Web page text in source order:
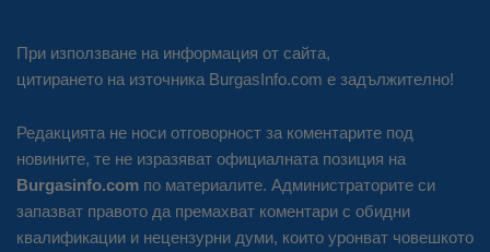
При използване на информация от сайта,
цитирането на източника BurgasInfo.com е задължително!
Редакцията не носи отговорност за коментарите под
новините, те не изразяват официалната позиция на
Burgasinfo.com по материалите. Администраторите си
запазват правото да премахват коментари с обидни
квалификации и нецензурни думи, които уронват човешкото